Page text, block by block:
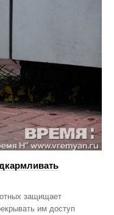
защищает
им доступ